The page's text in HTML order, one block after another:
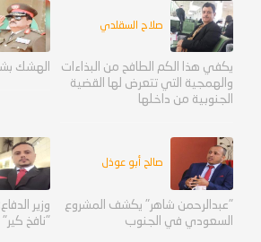
صلاح السقلدي
يكفي هذا الكم الطافح من البذاءات
والهمجية التي تتعرض لها القضية
الجنوبية من داخلها
الهشك
صالح أبو عوذل
"عبدالرحمن شاهر" يكشف المشروع
السعودي في الجنوب
وزير
"نافخ كير"